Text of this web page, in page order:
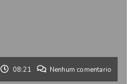
08:21 Nenhum comentario